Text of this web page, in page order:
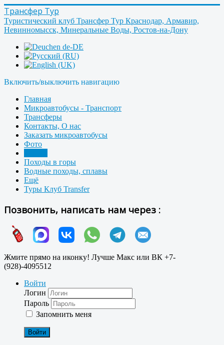
Трансфер Тур
Туристический клуб Трансфер Тур Краснодар, Армавир,
Невинномысск, Минеральные Воды, Ростов-на-Дону
Включить/выключить навигацию
Главная
Микроавтобусы - Транспорт
Трансферы
Контакты, О нас
Заказать микроавтобусы
Фото
Походы в горы
Водные походы, сплавы
Ещё
Туры Клуб Transfer
Позвонить, написать нам через :
Жмите прямо на иконку! Лучше Макс или ВК +7-
(928)-4095512
Войти
Логин
Пароль
Запомнить меня
Войти